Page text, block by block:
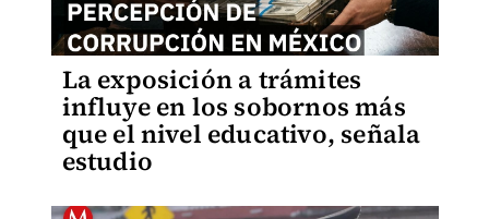
La exposición a trámites
influye en los sobornos más
que el nivel educativo, señala
estudio